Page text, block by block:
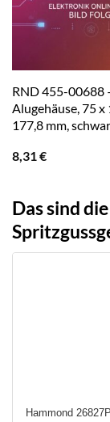
RND 455-00688
Alugehäuse, 75 x
177,8 mm,
8,31 €
Das sind
Hammond